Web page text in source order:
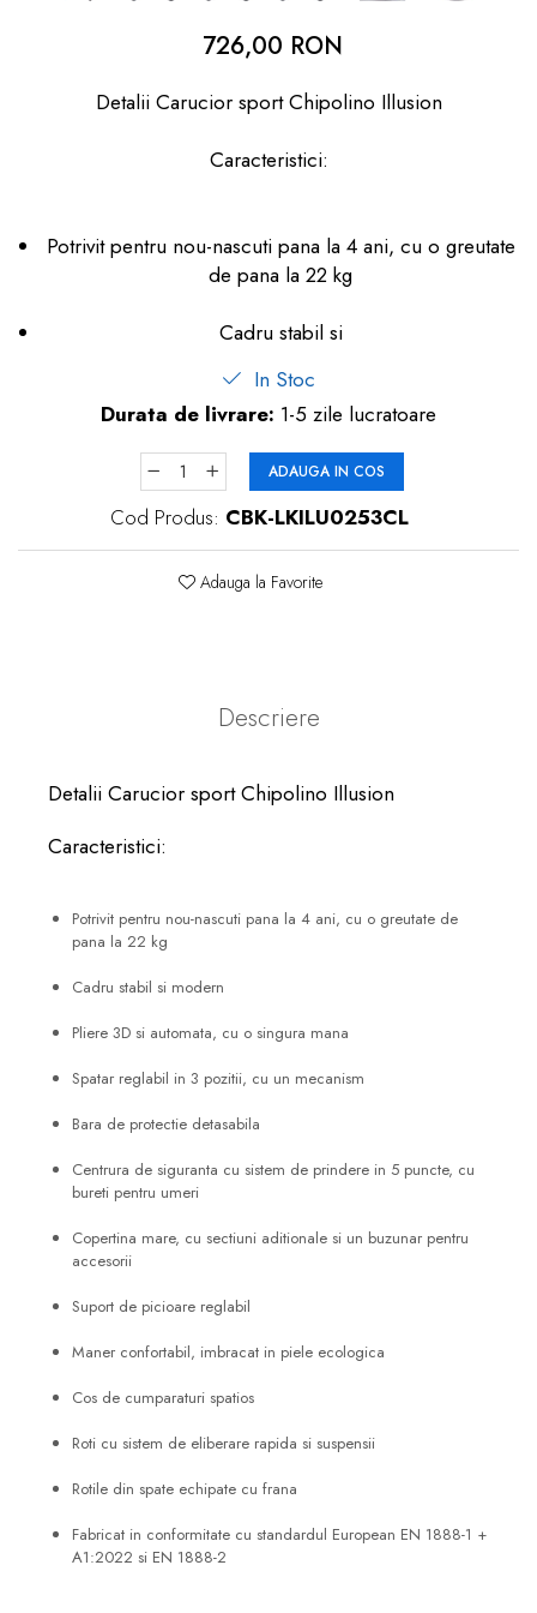
Produse îngrijire copii
Igiena copii
726,00 RON
Detalii Carucior sport Chipolino Illusion
Caracteristici:
Potrivit pentru nou-nascuti pana la 4 ani, cu o greutate
de pana la 22 kg
Cadru stabil si
In Stoc
Durata de livrare: 1-5 zile lucratoare
ADAUGA IN COS
Cod Produs: CBK-LKILU0253CL
Adauga la Favorite
Descriere
Detalii Carucior sport Chipolino Illusion
Caracteristici:
Potrivit pentru nou-nascuti pana la 4 ani, cu o greutate de
pana la 22 kg
Cadru stabil si modern
Pliere 3D si automata, cu o singura mana
Spatar reglabil in 3 pozitii, cu un mecanism
Bara de protectie detasabila
Centrura de siguranta cu sistem de prindere in 5 puncte, cu
bureti pentru umeri
Copertina mare, cu sectiuni aditionale si un buzunar pentru
accesorii
Suport de picioare reglabil
Maner confortabil, imbracat in piele ecologica
Cos de cumparaturi spatios
Roti cu sistem de eliberare rapida si suspensii
Rotile din spate echipate cu frana
Fabricat in conformitate cu standardul European EN 1888-1 +
A1:2022 si EN 1888-2